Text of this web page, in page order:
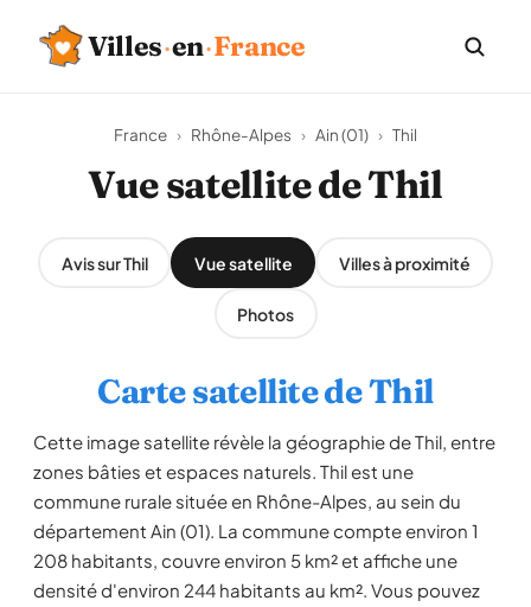
Villes·en·France
France › Rhône-Alpes › Ain (01) › Thil
Vue satellite de Thil
Avis sur Thil Vue satellite Villes à proximité
Photos
Carte satellite de Thil
Cette image satellite révèle la géographie de Thil, entre
zones bâties et espaces naturels. Thil est une
commune rurale située en Rhône-Alpes, au sein du
département Ain (01). La commune compte environ 1
208 habitants, couvre environ 5 km² et affiche une
densité d'environ 244 habitants au km². Vous pouvez